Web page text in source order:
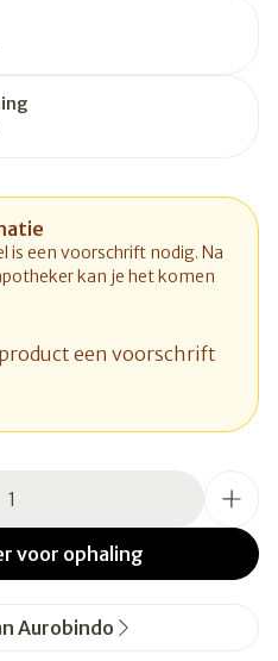
is een voorschrift nodig. Na
kan je het komen
een voorschrift
voor ophaling
Aurobindo